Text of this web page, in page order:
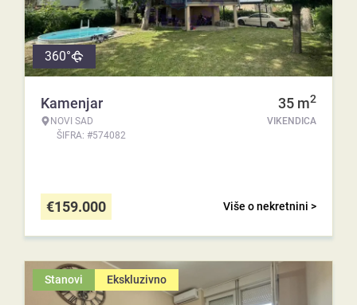
360°
Kamenjar
NOVI SAD
ŠIFRA: #574082
35 m2
VIKENDICA
Više o nekretnini >
€159.000
Stanovi Ekskluzivno